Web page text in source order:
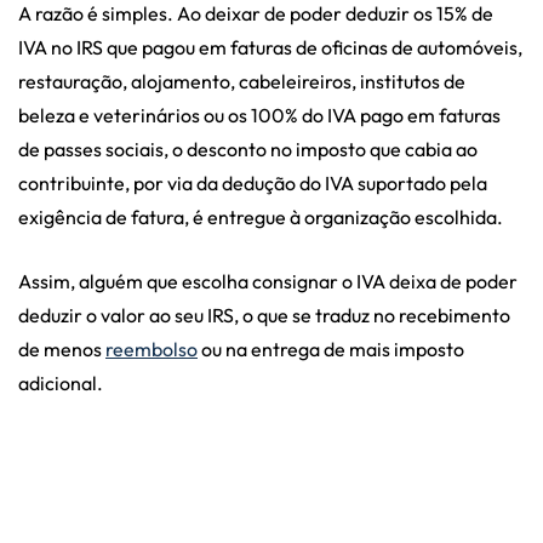
A razão é simples. Ao deixar de poder deduzir os 15% de
IVA no IRS que pagou em faturas de oficinas de automóveis,
restauração, alojamento, cabeleireiros, institutos de
beleza e veterinários ou os 100% do IVA pago em faturas
de passes sociais, o desconto no imposto que cabia ao
contribuinte, por via da dedução do IVA suportado pela
exigência de fatura, é entregue à organização escolhida.
Assim, alguém que escolha consignar o IVA deixa de poder
deduzir o valor ao seu IRS, o que se traduz no recebimento
de menos reembolsoou na entrega de mais imposto
adicional.